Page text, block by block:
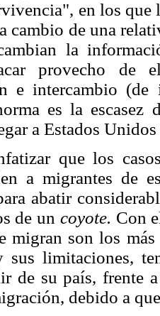
en los que
cambio de una
la
provecho de
e intercambio (de
es la
a Estados
que los
a migrantes de
abatir
de un coyote. Con
migran son los
sus limitaciones,
de su país, frente
debido a